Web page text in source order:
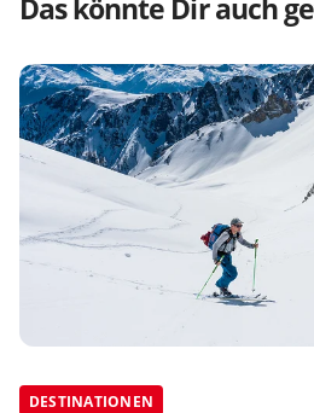
Das könnte Dir auch
DESTINATIONEN